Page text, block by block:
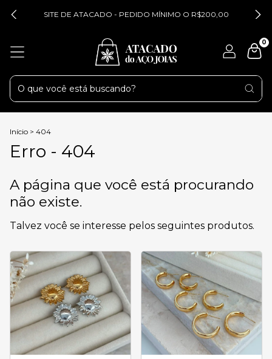
SITE DE ATACADO - PEDIDO MÍNIMO O R$200,00
0
Início > 404
Erro - 404
A página que você está procurando
não existe.
Talvez você se interesse pelos seguintes produtos.